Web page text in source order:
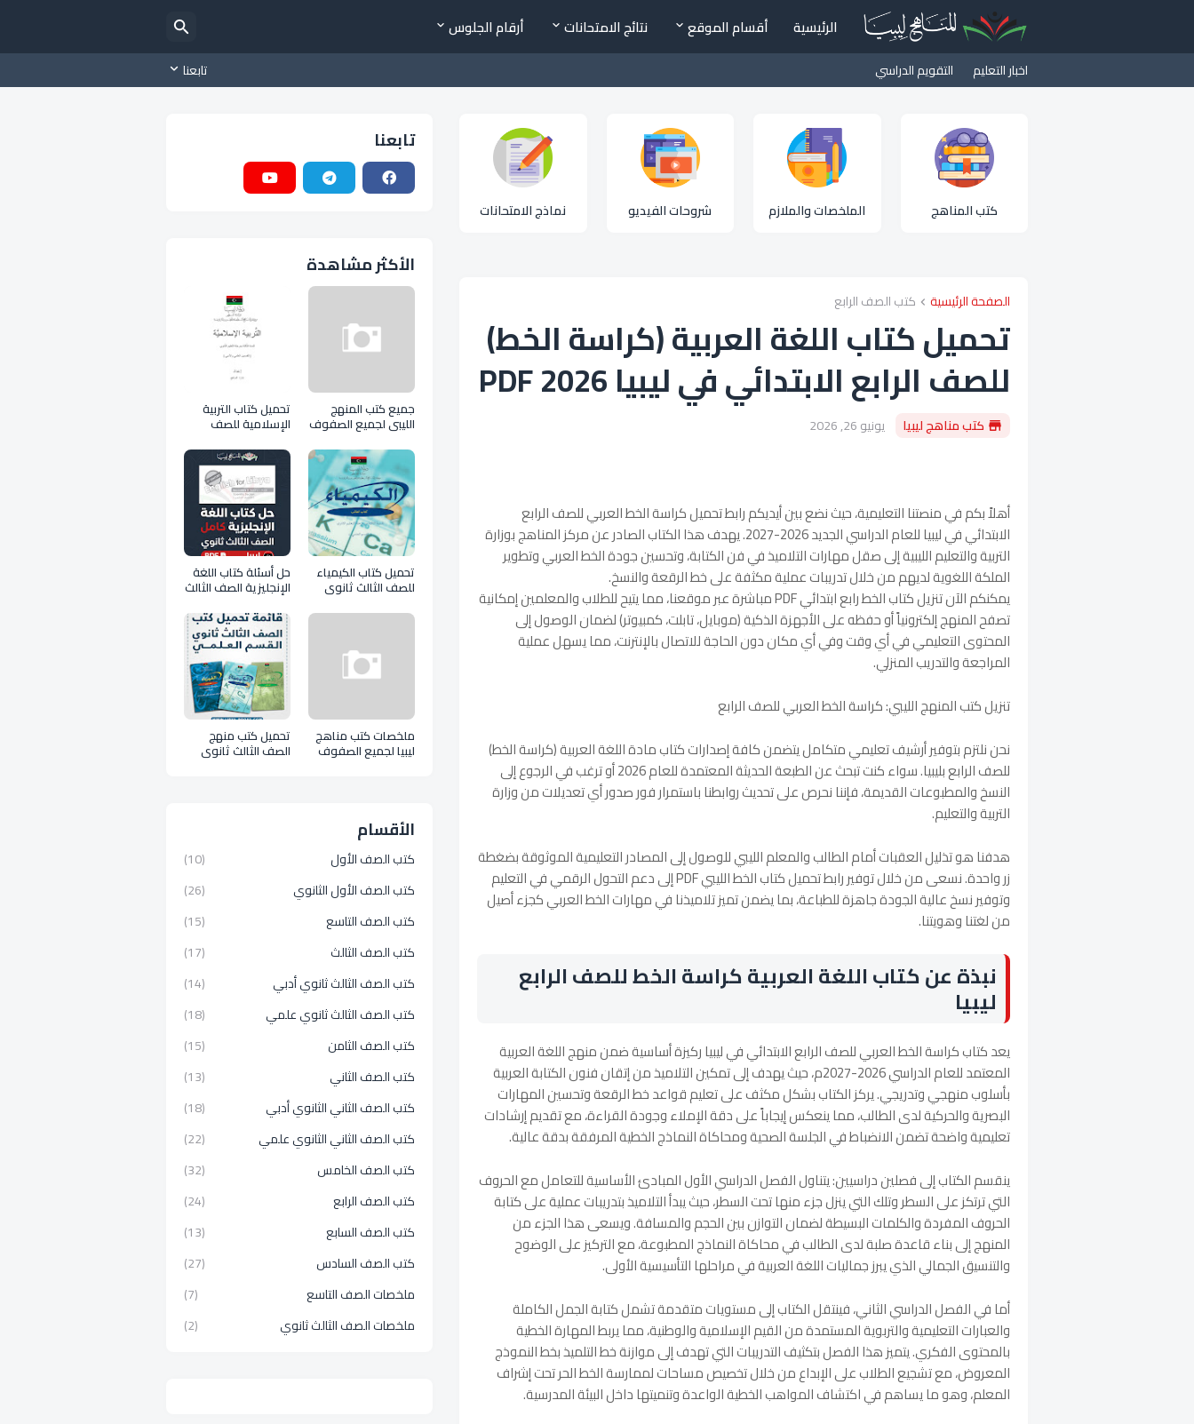
الرئيسية أقسام الموقع نتائج الامتحانات أرقام الجلوس
اخبار التعليم التقويم الدراسي تابعنا
كتب المناهج الملخصات والملازم شروحات الفيديو نماذج الامتحانات
الصفحة الرئيسية كتب الصف الرابع
تحميل كتاب اللغة العربية (كراسة الخط)
للصف الرابع الابتدائي في ليبيا 2026 PDF
كتب مناهج ليبيا يونيو 26, 2026
أهلاً بكم في منصتنا التعليمية، حيث نضع بين أيديكم رابط تحميل كراسة الخط العربي للصف الرابع
الابتدائي في ليبيا للعام الدراسي الجديد 2026-2027. يهدف هذا الكتاب الصادر عن مركز المناهج بوزارة
التربية والتعليم الليبية إلى صقل مهارات التلاميذ في فن الكتابة، وتحسين جودة الخط العربي وتطوير
الملكة اللغوية لديهم من خلال تدريبات عملية مكثفة على خط الرقعة والنسخ.
يمكنكم الآن تنزيل كتاب الخط رابع ابتدائي PDF مباشرة عبر موقعنا، مما يتيح للطلاب والمعلمين إمكانية
تصفح المنهج إلكترونياً أو حفظه على الأجهزة الذكية (موبايل، تابلت، كمبيوتر) لضمان الوصول إلى
المحتوى التعليمي في أي وقت وفي أي مكان دون الحاجة للاتصال بالإنترنت، مما يسهل عملية
المراجعة والتدريب المنزلي.
تنزيل كتب المنهج الليبي: كراسة الخط العربي للصف الرابع
نحن نلتزم بتوفير أرشيف تعليمي متكامل يتضمن كافة إصدارات كتاب مادة اللغة العربية (كراسة الخط)
للصف الرابع بليبيا. سواء كنت تبحث عن الطبعة الحديثة المعتمدة للعام 2026 أو ترغب في الرجوع إلى
النسخ والمطبوعات القديمة، فإننا نحرص على تحديث روابطنا باستمرار فور صدور أي تعديلات من وزارة
التربية والتعليم.
هدفنا هو تذليل العقبات أمام الطالب والمعلم الليبي للوصول إلى المصادر التعليمية الموثوقة بضغطة
زر واحدة. نسعى من خلال توفير رابط تحميل كتاب الخط الليبي PDF إلى دعم التحول الرقمي في التعليم
وتوفير نسخ عالية الجودة جاهزة للطباعة، بما يضمن تميز تلاميذنا في مهارات الخط العربي كجزء أصيل
من لغتنا وهويتنا.
نبذة عن كتاب اللغة العربية كراسة الخط للصف الرابع
ليبيا
يعد كتاب كراسة الخط العربي للصف الرابع الابتدائي في ليبيا ركيزة أساسية ضمن منهج اللغة العربية
المعتمد للعام الدراسي 2026-2027م، حيث يهدف إلى تمكين التلاميذ من إتقان فنون الكتابة العربية
بأسلوب منهجي وتدريجي. يركز الكتاب بشكل مكثف على تعليم قواعد خط الرقعة وتحسين المهارات
البصرية والحركية لدى الطالب، مما ينعكس إيجاباً على دقة الإملاء وجودة القراءة، مع تقديم إرشادات
تعليمية واضحة تضمن الانضباط في الجلسة الصحية ومحاكاة النماذج الخطية المرفقة بدقة عالية.
ينقسم الكتاب إلى فصلين دراسيين: يتناول الفصل الدراسي الأول المبادئ الأساسية للتعامل مع الحروف
التي ترتكز على السطر وتلك التي ينزل جزء منها تحت السطر، حيث يبدأ التلاميذ بتدريبات عملية على كتابة
الحروف المفردة والكلمات البسيطة لضمان التوازن بين الحجم والمسافة. ويسعى هذا الجزء من
المنهج إلى بناء قاعدة صلبة لدى الطالب في محاكاة النماذج المطبوعة، مع التركيز على الوضوح
والتنسيق الجمالي الذي يبرز جماليات اللغة العربية في مراحلها التأسيسية الأولى.
أما في الفصل الدراسي الثاني، فينتقل الكتاب إلى مستويات متقدمة تشمل كتابة الجمل الكاملة
والعبارات التعليمية والتربوية المستمدة من القيم الإسلامية والوطنية، مما يربط المهارة الخطية
بالمحتوى الفكري. يتميز هذا الفصل بتكثيف التدريبات التي تهدف إلى موازنة خط التلميذ بخط النموذج
المعروض، مع تشجيع الطلاب على الإبداع من خلال تخصيص مساحات لممارسة الخط الحر تحت إشراف
المعلم، وهو ما يساهم في اكتشاف المواهب الخطية الواعدة وتنميتها داخل البيئة المدرسية.
تابعنا
الأكثر مشاهدة
جميع كتب المنهج
الليبي لجميع الصفوف
تحميل كتاب التربية
الإسلامية للصف
الثالث ثانوي علمي
ليبيا pdf
تحميل كتاب الكيمياء
للصف الثالث ثانوي
حل أسئلة كتاب اللغة
الإنجليزية الصف الثالث
كامل
ملخصات كتب مناهج
ليبيا لجميع الصفوف
تحميل كتب منهج
الصف الثالث ثانوي
الأقسام
كتب الصف الأول
(10)
كتب الصف الأول الثانوي
(26)
كتب الصف التاسع
(15)
كتب الصف الثالث
(17)
كتب الصف الثالث ثانوي أدبي
(14)
كتب الصف الثالث ثانوي علمي
(18)
كتب الصف الثامن
(15)
كتب الصف الثاني
(13)
كتب الصف الثاني الثانوي أدبي
(18)
كتب الصف الثاني الثانوي علمي
(22)
كتب الصف الخامس
(32)
كتب الصف الرابع
(24)
كتب الصف السابع
(13)
كتب الصف السادس
(27)
ملخصات الصف التاسع
(7)
ملخصات الصف الثالث ثانوي
(2)